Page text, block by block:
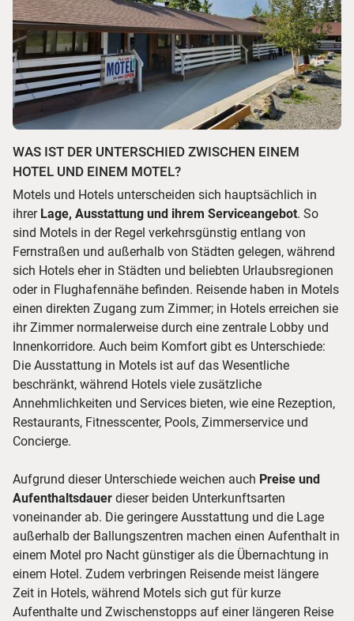
WAS IST DER UNTERSCHIED ZWISCHEN EINEM
HOTEL UND EINEM MOTEL?
Motels und Hotels unterscheiden sich hauptsächlich in
ihrer Lage, Ausstattung und ihrem Serviceangebot. So
sind Motels in der Regel verkehrsgünstig entlang von
Fernstraßen und außerhalb von Städten gelegen, während
sich Hotels eher in Städten und beliebten Urlaubsregionen
oder in Flughafennähe befinden. Reisende haben in Motels
einen direkten Zugang zum Zimmer; in Hotels erreichen sie
ihr Zimmer normalerweise durch eine zentrale Lobby und
Innenkorridore. Auch beim Komfort gibt es Unterschiede:
Die Ausstattung in Motels ist auf das Wesentliche
beschränkt, während Hotels viele zusätzliche
Annehmlichkeiten und Services bieten, wie eine Rezeption,
Restaurants, Fitnesscenter, Pools, Zimmerservice und
Concierge.
Aufgrund dieser Unterschiede weichen auch Preise und
Aufenthaltsdauer dieser beiden Unterkunftsarten
voneinander ab. Die geringere Ausstattung und die Lage
außerhalb der Ballungszentren machen einen Aufenthalt in
einem Motel pro Nacht günstiger als die Übernachtung in
einem Hotel. Zudem verbringen Reisende meist längere
Zeit in Hotels, während Motels sich gut für kurze
Aufenthalte und Zwischenstopps auf einer längeren Reise